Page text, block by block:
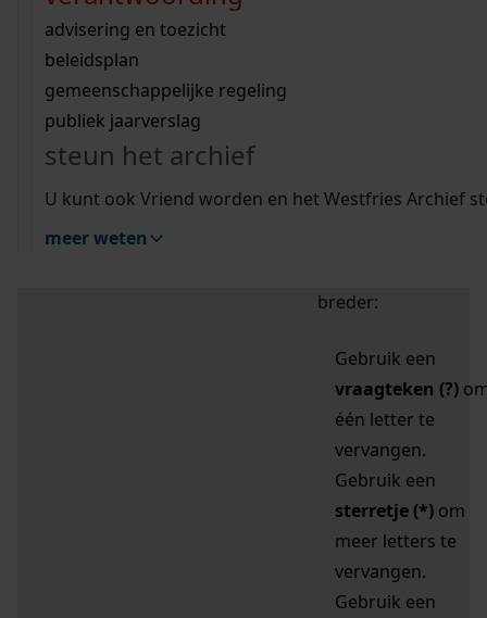
bouwvergunningen
omgevingsvergunningen
vergunningen
beeld en geluid
uitleg nodig?
Wij helpen u op weg met een aantal zoektips.
bekijk alle zoektips
Wij helpen u op weg met een aantal zoektips.
bekijk alle zoektips
bekijk ons geschiedenislokaal
advisering en toezicht
beleidsplan
gemeenschappelijke regeling
publiek jaarverslag
steun het archief
U kunt ook Vriend worden en het Westfries Archief
meer weten
zoektips
Mijn Studiezaal (inloggen)
uw zoekopdracht te
breder:
Gebruik een
vraagteken (?)
één letter te
vervangen.
Gebruik een
sterretje (*) om
meer letters te
vervangen.
Gebruik een